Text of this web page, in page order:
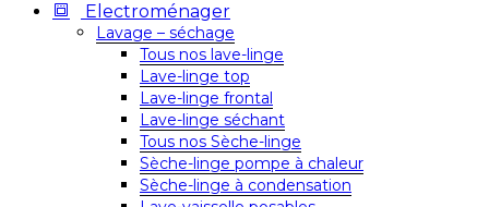
Electroménager
Lavage – séchage
Tous nos lave-linge
Lave-linge top
Lave-linge frontal
Lave-linge séchant
Tous nos Sèche-linge
Sèche-linge pompe à chaleur
Sèche-linge à condensation